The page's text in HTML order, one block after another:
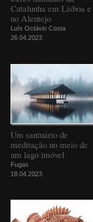
Catalunha em Lisboa e
no Alentejo
Luís Octávio Costa
26.04.2023
Um santuário de
meditação no meio de
um lago imóvel
Fugas
18.04.2023